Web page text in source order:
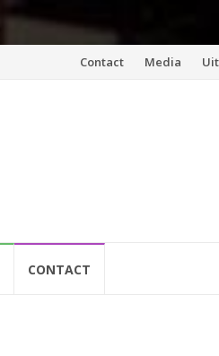
Spring
Contact Media
CONTACT